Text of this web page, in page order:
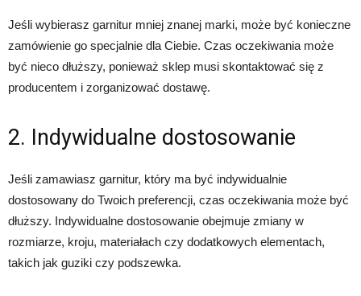
Jeśli wybierasz garnitur mniej znanej marki, może być konieczne
zamówienie go specjalnie dla Ciebie. Czas oczekiwania może
być nieco dłuższy, ponieważ sklep musi skontaktować się z
producentem i zorganizować dostawę.
2. Indywidualne dostosowanie
Jeśli zamawiasz garnitur, który ma być indywidualnie
dostosowany do Twoich preferencji, czas oczekiwania może być
dłuższy. Indywidualne dostosowanie obejmuje zmiany w
rozmiarze, kroju, materiałach czy dodatkowych elementach,
takich jak guziki czy podszewka.